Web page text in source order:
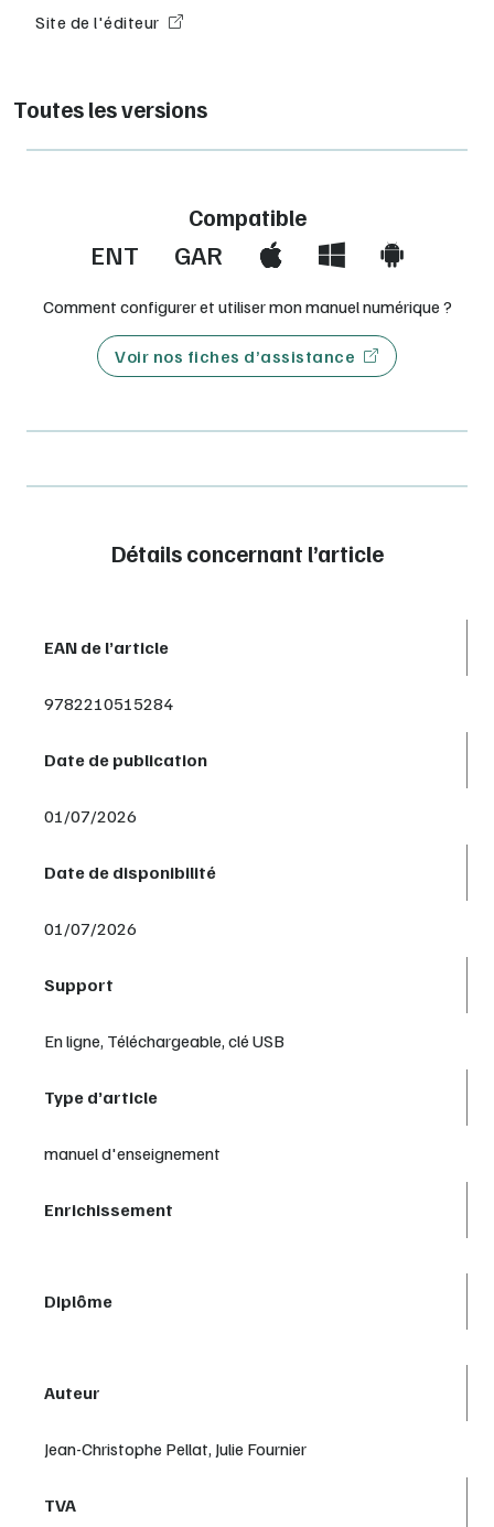
les corrigés au clic.
Nos ouvrages étant destinés exclusivement à une utilisation en
uniquement mises à disposition des enseignants dans le cadre
Site de l'éditeur
Toutes les versions
Compatible
ENT GAR
Comment configurer et utiliser mon manuel numérique ?
Voir nos fiches d’assistance
Détails concernant l’article
EAN de l’article
9782210515284
Date de publication
01/07/2026
Date de disponibilité
01/07/2026
Support
En ligne, Téléchargeable, clé USB
Type d’article
manuel d'enseignement
Enrichissement
Diplôme
Auteur
Jean-Christophe Pellat, Julie Fournier
TVA